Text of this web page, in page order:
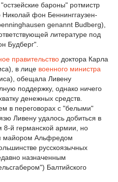
бароны" ротмистр
фон Беннинггаузен-
genannt Budberg),
литературе под
Будберг".
правительство доктора Карла
в лице военного министра
обещала Ливену
поддержку, однако ничего
денежных средств.
в переговорах с "белыми"
Ливену удалось добиться в
8-й германской армии, но
майором Альфредом
русскоязычных
назначенным
Балтийского